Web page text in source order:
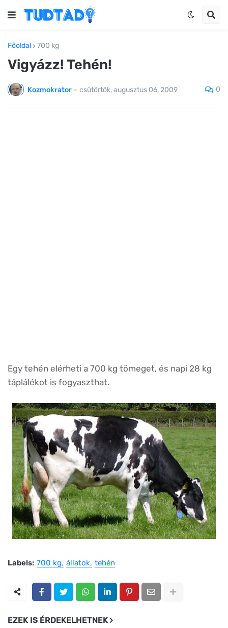
Főoldal 700 kg
Vigyázz! Tehén!
Kozmokrator - csütörtök, augusztus 06, 2009 0
Egy tehén elérheti a 700 kg tömeget, és napi 28 kg
táplálékot is fogyaszthat.
Labels: 700 kg állatok tehén
EZEK IS ÉRDEKELHETNEK